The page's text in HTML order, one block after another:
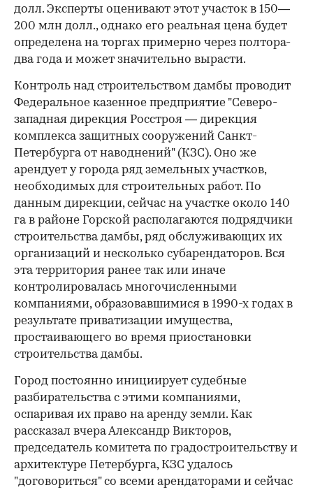
долл. Эксперты оценивают этот участок в 150—
200 млн долл., однако его реальная цена будет
определена на торгах примерно через полтора-
два года и может значительно вырасти.
Контроль над строительством дамбы проводит
Федеральное казенное предприятие "Северо-
западная дирекция Росстроя — дирекция
комплекса защитных сооружений Санкт-
Петербурга от наводнений" (КЗС). Оно же
арендует у города ряд земельных участков,
необходимых для строительных работ. По
данным дирекции, сейчас на участке около 140
га в районе Горской располагаются подрядчики
строительства дамбы, ряд обслуживающих их
организаций и несколько субарендаторов. Вся
эта территория ранее так или иначе
контролировалась многочисленными
компаниями, образовавшимися в 1990-х годах в
результате приватизации имущества,
простаивающего во время приостановки
строительства дамбы.
Город постоянно инициирует судебные
разбирательства с этими компаниями,
оспаривая их право на аренду земли. Как
рассказал вчера Александр Викторов,
председатель комитета по градостроительству и
архитектуре Петербурга, КЗС удалось
"договориться" со всеми арендаторами и сейчас